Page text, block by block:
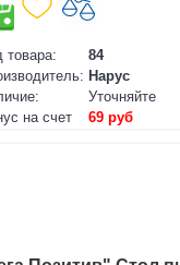
товара:
84
Нарус
Уточняйте
на счет
69 руб